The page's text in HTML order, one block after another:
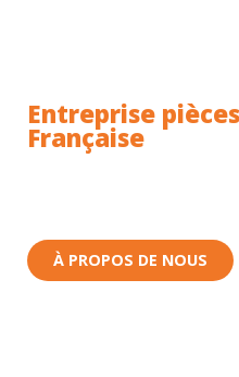
Entreprise
Française
À PROPOS DE NOUS